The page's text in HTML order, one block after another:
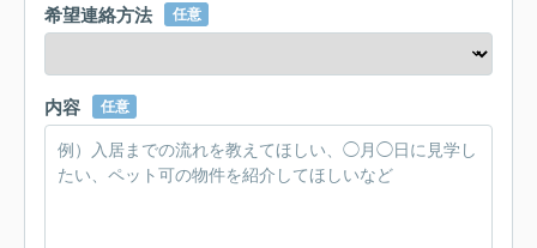
希望連絡方法 任意
内容 任意